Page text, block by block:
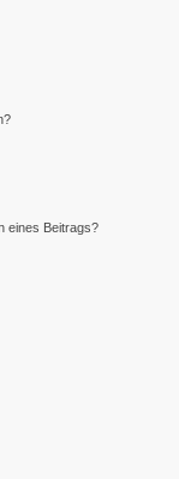
eines Beitrags?